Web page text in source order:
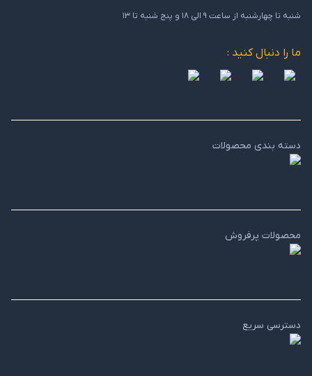
شنبه تا چهارشنبه از ساعت ۹ الی ۱۸ و پنج شنبه تا ۱۳
ما را دنبال کنید :
دسته بندی محصولات
محصولات پرفروش
دسترسی سریع